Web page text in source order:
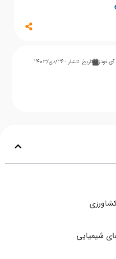
فودز
تاریخ انتشار : ۲۶/دی/۱۴۰۳
شیمیایی